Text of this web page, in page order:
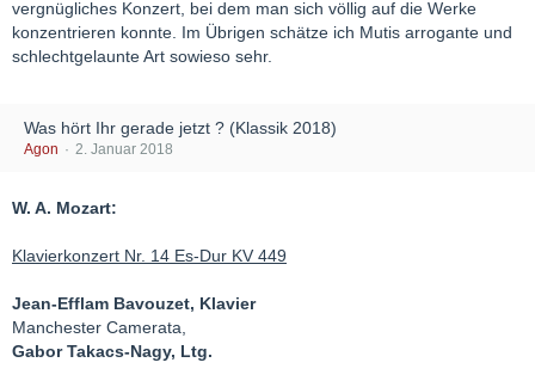
vergnügliches Konzert, bei dem man sich völlig auf die Werke
konzentrieren konnte. Im Übrigen schätze ich Mutis arrogante und
schlechtgelaunte Art sowieso sehr.
Was hört Ihr gerade jetzt ? (Klassik 2018)
Agon 2. Januar 2018
W. A. Mozart:
Klavierkonzert Nr. 14 Es-Dur KV 449
Jean-Efflam Bavouzet, Klavier
Manchester Camerata,
Gabor Takacs-Nagy, Ltg.